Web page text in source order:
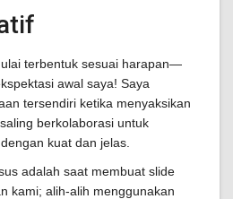
terbentuk sesuai harapan—
awal saya! Saya
tersendiri ketika menyaksikan
berkolaborasi untuk
kuat dan jelas.
adalah saat membuat slide
kami; alih-alih menggunakan